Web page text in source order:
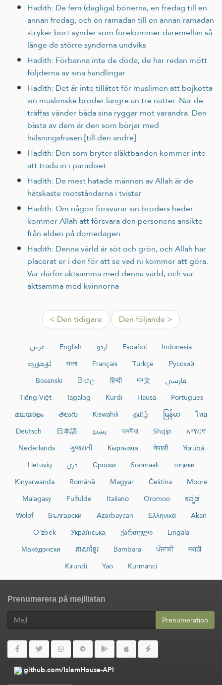
Hadith: De fem (dagliga) bönerna, en fredag till en
annan fredag, och en ramadan till en annan ramadan
stryker bort synder som förekommer däremellan så
länge de större synderna undviks
Hadith: Förbanna inte de döda, de har redan mött
följderna av sina handlingar
Hadith: Det är inte tillåtet för muslimen att bojkotta
sin muslimske broder längre än tre nätter. När de
träffas vänder båda sina ryggar mot varandra. Den
bästa av dem är den som börjar med
hälsningsfrasen [till den andre]
Hadith: Den som bryter släktbanden kommer inte
att träda in i paradiset
Hadith: De mest hatade männen av Allah är de
hätskaste motståndarna i tvister
Hadith: Om någon försvarar sin broders heder
kommer Allah att försvara den personens ansikte
från elden på domedagen
Hadith: Denna värld är söt och grön, och Allah har
placerat er i den för att se vad ni kommer att göra.
Var därför aktsamma med denna värld, och var
aktsamma med kvinnorna
< Den tidigare Den följande >
عربي English اردو Español
Indonesia
ئۇيغۇرچە
বাংলা Français Türkçe
Русский
Bosanski
සිංහල हिन्दी 中文
فارسی
Tiếng Việt
Tagalog Kurdî Hausa
Português
മലയാളം
తెలుగు Kiswahili தமிழ் မြန်မာ
ไทย
Deutsch
日本語 پښتو অসমীয়া Shqip
አማርኛ
Nederlands
ગુજરાતી Кыргызча नेपाली
Yorùbá
Lietuvių
دری Српски Soomaali
тоҷикӣ
Kinyarwanda
Română Magyar Čeština
Moore
Malagasy
Fulfulde Italiano Oromoo
ಕನ್ನಡ
Wolof
Български Azərbaycan Ελληνικά
Akan
O‘zbek
Українська ქართული
Lingala
Македонски
ភាសាខ្មែរ Bambara ਪੰਜਾਬੀ
मराठी
Kirundi
Yao Kurmancî
Prenumerera på mejllistan
Prenumeration
github.com/IslamHouse-API